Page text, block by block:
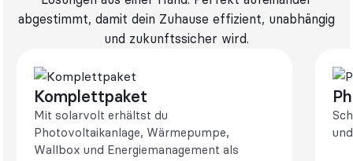
abgestimmt, damit dein Zuhause effizient, unabhängig
und zukunftssicher wird.
Komplettpaket
Mit solarvolt erhältst du
Photovoltaikanlage, Wärmepumpe,
Wallbox und Energiemanagement als